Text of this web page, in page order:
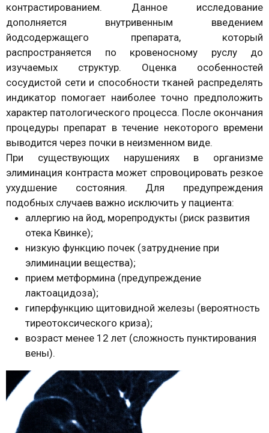
контрастированием. Данное исследование
дополняется внутривенным введением
йодсодержащего препарата, который
распространяется по кровеносному руслу до
изучаемых структур. Оценка особенностей
сосудистой сети и способности тканей распределять
индикатор помогает наиболее точно предположить
характер патологического процесса. После окончания
процедуры препарат в течение некоторого времени
выводится через почки в неизменном виде.
При существующих нарушениях в организме
элиминация контраста может спровоцировать резкое
ухудшение состояния. Для предупреждения
подобных случаев важно исключить у пациента:
аллергию на йод, морепродукты (риск развития
отека Квинке);
низкую функцию почек (затруднение при
элиминации вещества);
прием метформина (предупреждение
лактоацидоза);
гиперфункцию щитовидной железы (вероятность
тиреотоксического криза);
возраст менее 12 лет (сложность пунктирования
вены).